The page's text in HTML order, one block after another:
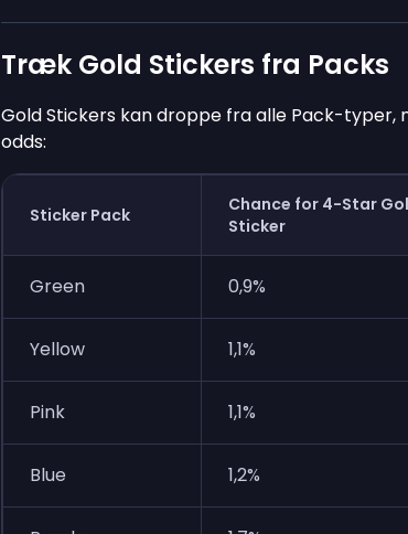
Træk Gold Stickers fra Packs
Gold Stickers kan droppe fra alle Pack-typer,
odds:
Sticker Pack
Chance for 4-Star
Sticker
Green 0,9%
Yellow 1,1%
Pink 1,1%
Blue 1,2%